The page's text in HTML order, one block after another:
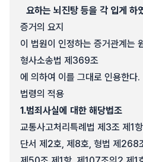
요하는 뇌진탕 등을 각 입게 하
증거의 요지
이 법원이 인정하는 증거관계는
형사소송법 제369조
에 의하여 이를 그대로 인용한다.
법령의 적용
1.범죄사실에 대한 해당법조
교통사고처리특례법 제3조 제1
단서 제2호, 제8호, 형법 제268